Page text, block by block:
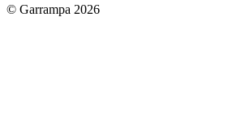
© Garrampa 2026